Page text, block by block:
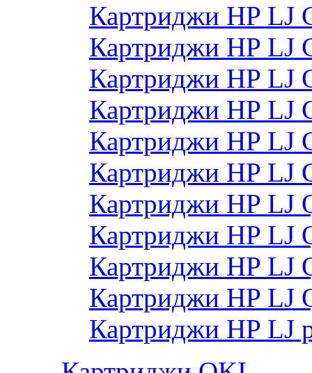
Картриджи HP LJ
Картриджи HP LJ
Картриджи HP LJ
Картриджи HP LJ
Картриджи HP LJ
Картриджи HP LJ
Картриджи HP LJ
Картриджи HP LJ
Картриджи HP LJ
Картриджи HP LJ
Картриджи HP LJ